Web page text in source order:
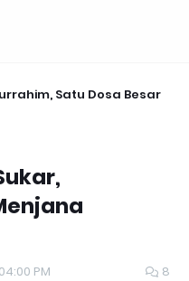
Satu Dosa Besar
PM 8